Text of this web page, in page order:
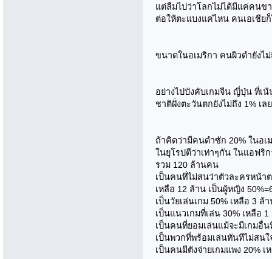
แต่ลืมไปว่าโลกไม่ได้มีแค่คนข
ต่อให้ตะแบงแค่ไหน คนเอเชีย
ขนาดในอเมริกา คนผิวดำยังไม่
อย่างไปบังคับเกมจีน ญี่ปุ่น ที่เ
ชาติฝั่งตะวันตกยังไม่ถึง 1% เล
ถ้าคิดว่ามีคนดำซัก 20% ในอเ
ในยุโรปตีว่าเท่าๆกัน ในแอฟริ
รวม 120 ล้านคน
เป็นคนทึ่ไม่สนว่าตัวละครหน้าต
เหลือ 12 ล้าน เป็นผู้หญิง
เป็นวัยเล่นเกม 50% เหลือ 3 ล้า
เป็นแนวเกมที่เล่น 30% เหลือ 1
เป็นคนที่ยอมเล่นแม้จะมีเกมอื่
เป็นพวกที่พร้อมเล่นทันทีไม่สนใ
เป็นคนมีตังจ่ายเกมแพง 20% เ